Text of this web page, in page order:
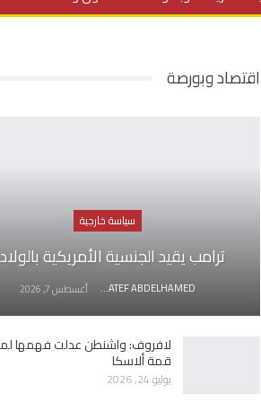
اقتصاد وبورصة
سياسة خارجية
ترامب يقيد الجنسية الأمريكية
AWATEF ABDELHAMED أغسطس 7, 2026
لافروف: واشنطن عدلت فهمها
قمة ألاسكا
يوليو 24, 2026